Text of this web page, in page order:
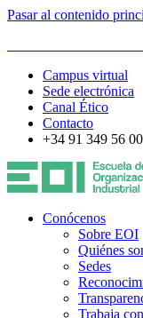
Pasar al contenido
Campus virtual
Sede electrónica
Canal Ético
Contacto
+34 91 349 56 00
Conócenos
Sobre EOI
Quiénes
Sedes
Trabaja